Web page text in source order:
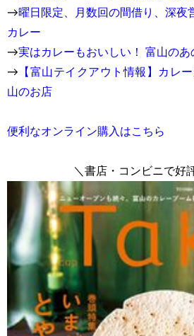
→曜日限定、月数回の間借り、深夜
カレー
→実はカレーもおいしい！ 富山のあ
→ 【富山テイクアウト情報】カレ
山のお店
便利なオンライン購入はこちら
＼書店・コンビニで好